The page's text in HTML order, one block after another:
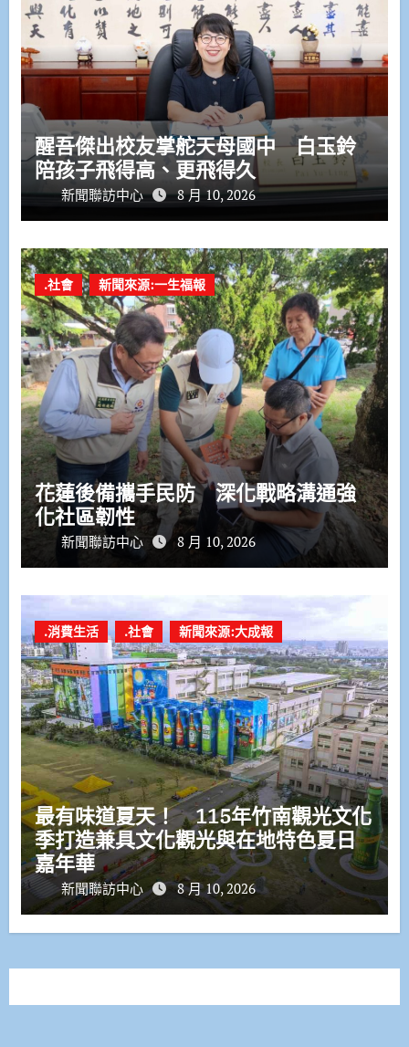
醒吾傑出校友掌舵天母國中 白玉鈴
陪孩子飛得高、更飛得久
新聞聯訪中心 8 月 10, 2026
.社會 新聞來源:一生福報
花蓮後備攜手民防 深化戰略溝通強
化社區韌性
新聞聯訪中心 8 月 10, 2026
.消費生活 .社會 新聞來源:大成報
最有味道夏天！ 115年竹南觀光文化
季打造兼具文化觀光與在地特色夏日
嘉年華
新聞聯訪中心 8 月 10, 2026